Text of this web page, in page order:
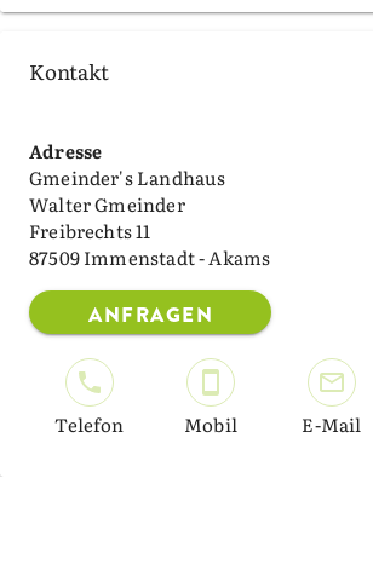
Kontakt
Adresse
Gmeinder's Landhaus
Walter Gmeinder
Freibrechts 11
87509 Immenstadt - Akams
ANFRAGEN
Telefon Mobil E-Mail